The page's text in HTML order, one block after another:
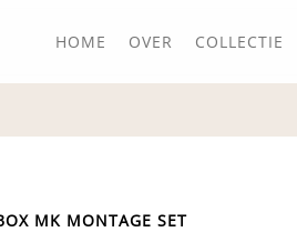
HOME OVER COLLECTIE
MK MONTAGE SET